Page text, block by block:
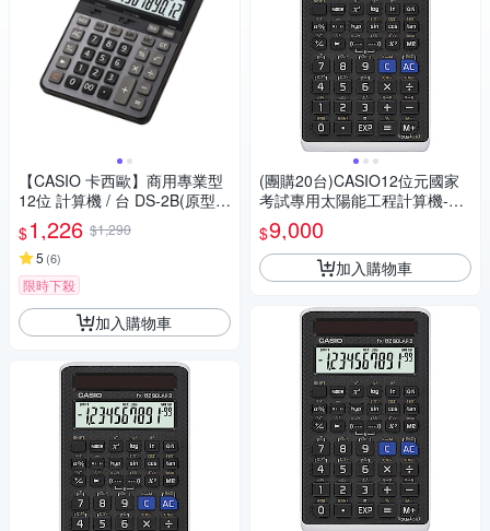
【CASIO 卡西歐】商用專業型
12位 計算機 / 台 DS-2B(原型號
DS-2TS)
$1,226 $1,290
5 (6)
限時下殺
加入購物車
(團購20台)CASIO12位元國家
考試專用太陽能工程計算機-FX
-82SOLARII
$9,000
加入購物車